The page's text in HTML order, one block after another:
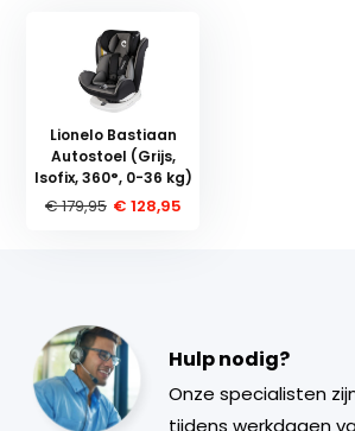
Lionelo Bastiaan
Autostoel (Grijs,
Isofix, 360°, 0-36 kg)
€ 179,95 € 128,95
Hulp nodig?
Onze specialisten
tijdens werkdagen